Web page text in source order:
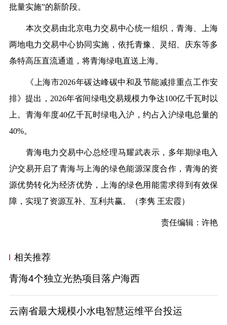
批量实施”的新阶段。
本次交易由北京电力交易中心统一组织，青海、上海
两地电力交易中心协同实施，依托青豫、灵绍、庆东等多
条特高压直流通道，将青海绿电直送上海。
《上海市2026年碳达峰碳中和及节能减排重点工作安
排》提出，2026年省间绿电交易规模力争达100亿千瓦时以
上。青海年度40亿千瓦时绿电入沪，约占入沪绿电总量的
40%。
青海电力交易中心总经理马耀武表示，多年期绿电入
沪交易开启了青海与上海的绿色能源深度合作，青海的资
源优势转化为经济优势，上海的绿色用能需求得到有效保
障，实现了资源互补、互利共赢。
（李隽 王宏霞）
责任编辑：许艳
相关推荐
青海4个独立光热项目落户海西
云南省最大规模小水电智慧运维平台投运